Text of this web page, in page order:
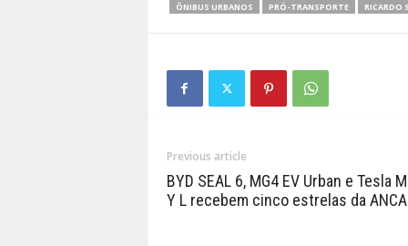
ÔNIBUS URBANOS
PRÓ-TRANSPORTE RICARDO
Previous article
BYD SEAL 6, MG4 EV Urban e Tesla
Y L recebem cinco estrelas da